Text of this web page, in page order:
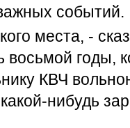
событий.
места, -
восьмой годы,
КВЧ
нибудь